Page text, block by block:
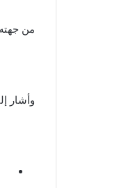
من
وأشار